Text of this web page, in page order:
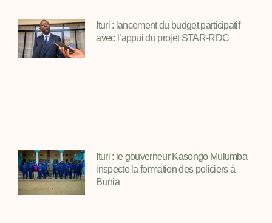
Ituri : lancement du budget participatif
avec l’appui du projet STAR-RDC
Ituri : le gouverneur Kasongo Mulumba
inspecte la formation des policiers à
Bunia